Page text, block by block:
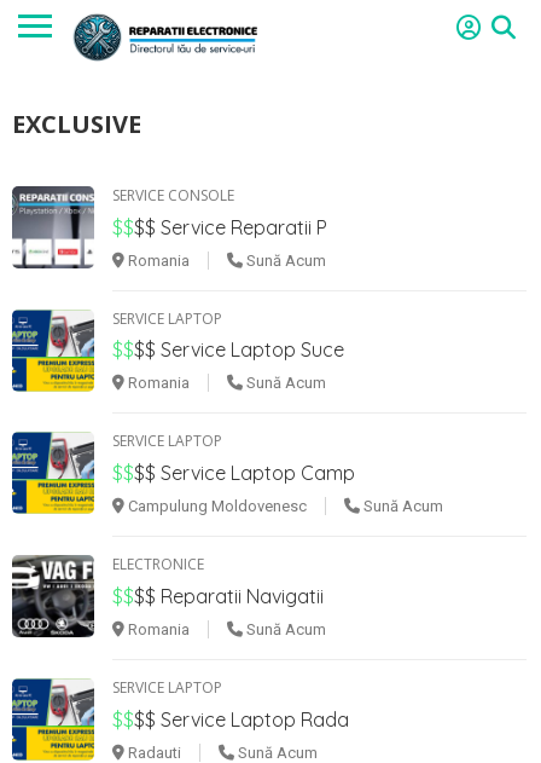
EXCLUSIVE
SERVICE CONSOLE
$$$$ Service Reparatii P
Romania Sună Acum
SERVICE LAPTOP
$$$$ Service Laptop Suce
Romania Sună Acum
SERVICE LAPTOP
$$$$ Service Laptop Camp
Campulung Moldovenesc Sună Acum
ELECTRONICE
$$$$ Reparatii Navigatii
Romania Sună Acum
SERVICE LAPTOP
$$$$ Service Laptop Rada
Radauti Sună Acum